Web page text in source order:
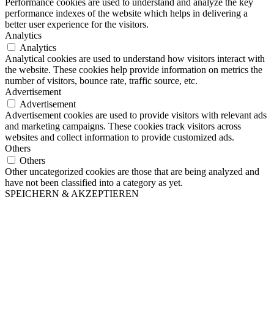
performance indexes of the website which helps in delivering a
better user experience for the visitors.
Analytics
Analytics
Analytical cookies are used to understand how visitors interact with
the website. These cookies help provide information on metrics the
number of visitors, bounce rate, traffic source, etc.
Advertisement
Advertisement
Advertisement cookies are used to provide visitors with relevant ads
and marketing campaigns. These cookies track visitors across
websites and collect information to provide customized ads.
Others
Others
Other uncategorized cookies are those that are being analyzed and
have not been classified into a category as yet.
SPEICHERN & AKZEPTIEREN